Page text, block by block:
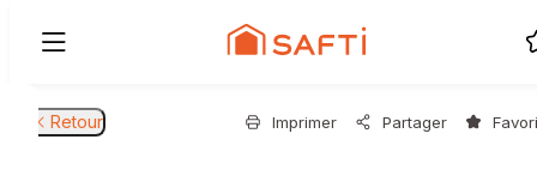
Retour Imprimer Partager